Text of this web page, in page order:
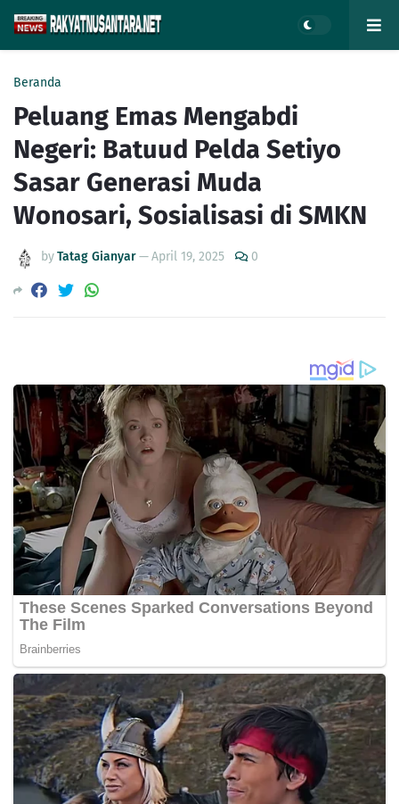
Beranda
Peluang Emas Mengabdi
Negeri: Batuud Pelda Setiyo
Sasar Generasi Muda
Wonosari, Sosialisasi di SMKN
byTatag Gianyar—April 19, 2025 0